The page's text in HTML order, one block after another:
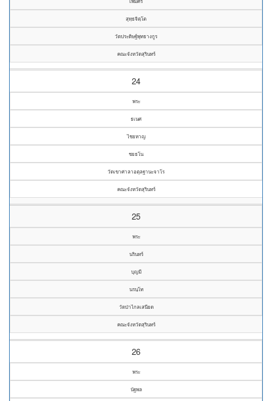
สุทฺธจิตฺโต
วัดประดิษฐ์พุทธางกูร
คณะจังหวัดสุรินทร์
24
พระ
ธเนศ
ไชยหาญ
ชยธโน
วัดเขาศาลาอตุลฐานะจาโร
คณะจังหวัดสุรินทร์
25
พระ
นรินทร์
บุญมี
นรนฺโท
วัดป่าไกลเสนียด
คณะจังหวัดสุรินทร์
26
พระ
นัฐพล